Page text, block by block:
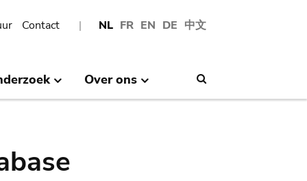
NL FR EN DE 中文
Contact
Over ons